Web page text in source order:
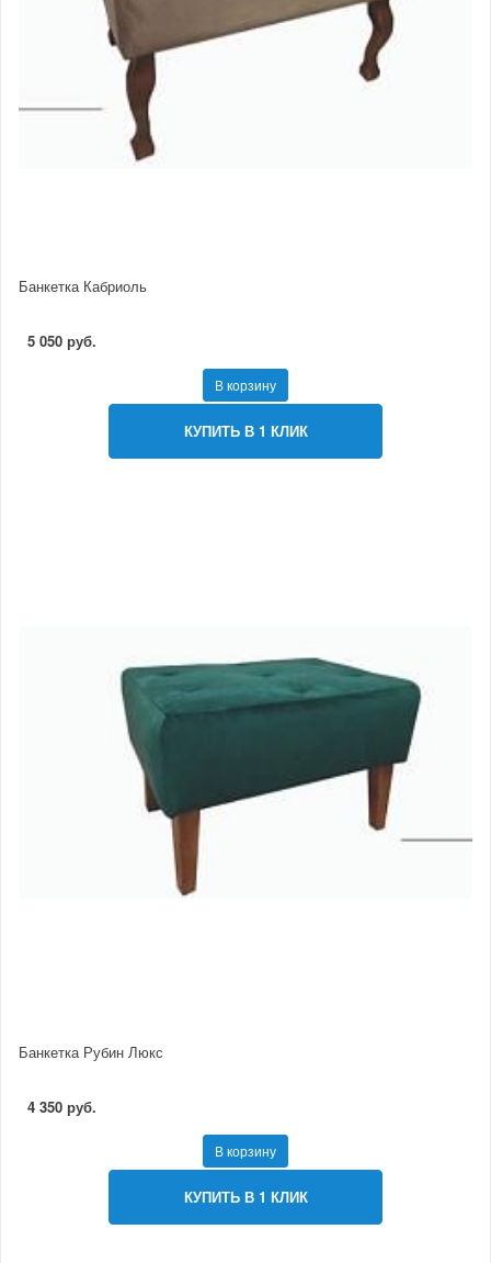
Банкетка Кабриоль
5 050 руб.
В корзину
КУПИТЬ В 1 КЛИК
Банкетка Рубин Люкс
4 350 руб.
В корзину
КУПИТЬ В 1 КЛИК